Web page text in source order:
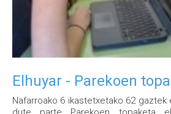
Elhuyar - Parekoen
Nafarroako 6 ikastetxetako 62 gaztek